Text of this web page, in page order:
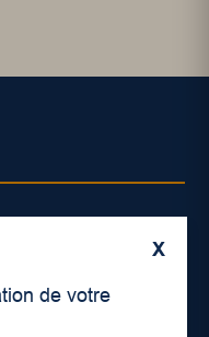
X
de votre